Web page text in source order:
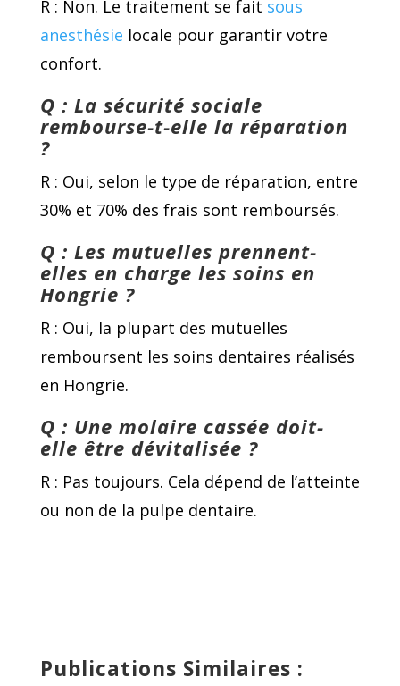
R : Non. Le traitement se fait sous
anesthésie locale pour garantir votre
confort.
Q : La sécurité sociale
rembourse-t-elle la réparation
?
R : Oui, selon le type de réparation, entre
30% et 70% des frais sont remboursés.
Q : Les mutuelles prennent-
elles en charge les soins en
Hongrie ?
R : Oui, la plupart des mutuelles
remboursent les soins dentaires réalisés
en Hongrie.
Q : Une molaire cassée doit-
elle être dévitalisée ?
R : Pas toujours. Cela dépend de l’atteinte
ou non de la pulpe dentaire.
Publications Similaires :